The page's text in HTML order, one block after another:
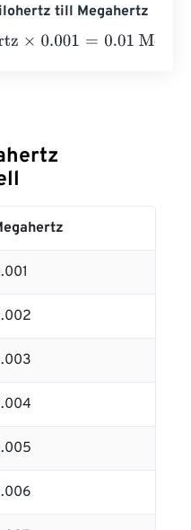
till Megahertz
= 0.01 Megahertz